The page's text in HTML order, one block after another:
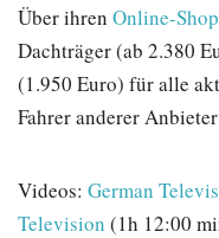
Über ihren Online-Shop
Dachträger (ab 2.380
(1.950 Euro) für alle
Fahrer anderer
Videos: German
Television (1h 12:00